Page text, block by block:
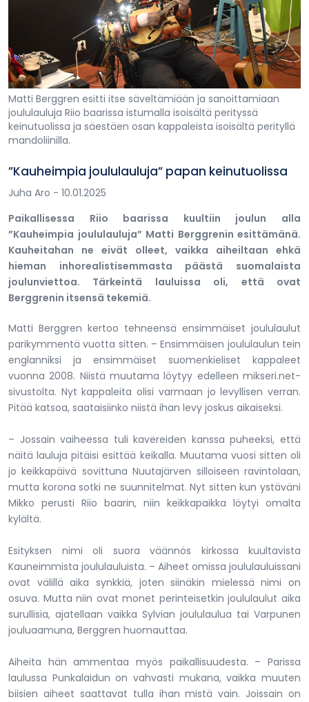
Matti Berggren esitti itse säveltämiään ja sanoittamiaan
joululauluja Riio baarissa istumalla isoisältä perityssä
keinutuolissa ja säestäen osan kappaleista isoisältä perityllä
mandoliinilla.
”Kauheimpia joululauluja” papan keinutuolissa
Juha Aro - 10.01.2025
Paikallisessa Riio baarissa kuultiin joulun alla
”Kauheimpia joululauluja” Matti Berggrenin esittämänä.
Kauheitahan ne eivät olleet, vaikka aiheiltaan ehkä
hieman inhorealistisemmasta päästä suomalaista
joulunviettoa. Tärkeintä lauluissa oli, että ovat
Berggrenin itsensä tekemiä.
Matti Berggren kertoo tehneensä ensimmäiset joululaulut
parikymmentä vuotta sitten. – Ensimmäisen joululaulun tein
englanniksi ja ensimmäiset suomenkieliset kappaleet
vuonna 2008. Niistä muutama löytyy edelleen mikseri.net-
sivustolta. Nyt kappaleita olisi varmaan jo levyllisen verran.
Pitää katsoa, saataisiinko niistä ihan levy joskus aikaiseksi.
– Jossain vaiheessa tuli kavereiden kanssa puheeksi, että
näitä lauluja pitäisi esittää keikalla. Muutama vuosi sitten oli
jo keikkapäivä sovittuna Nuutajärven silloiseen ravintolaan,
mutta korona sotki ne suunnitelmat. Nyt sitten kun ystäväni
Mikko perusti Riio baarin, niin keikkapaikka löytyi omalta
kylältä.
Esityksen nimi oli suora väännös kirkossa kuultavista
Kauneimmista joululauluista. – Aiheet omissa joululauluissani
ovat välillä aika synkkiä, joten siinäkin mielessä nimi on
osuva. Mutta niin ovat monet perinteisetkin joululaulut aika
surullisia, ajatellaan vaikka Sylvian joululaulua tai Varpunen
jouluaamuna, Berggren huomauttaa.
Aiheita hän ammentaa myös paikallisuudesta. – Parissa
laulussa Punkalaidun on vahvasti mukana, vaikka muuten
biisien aiheet saattavat tulla ihan mistä vain. Joissain on